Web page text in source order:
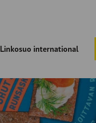
Linkosuo international